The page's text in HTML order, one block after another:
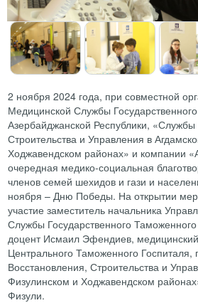
2 ноября 2024 года, при совместной
Медицинской Службы
Азербайджанской Республики, «Службы
Строительства и Управления в
Ходжавендском районах» и компании
очередная медико-социальная
членов семей шехидов и гази и
ноября – Дню Победы. На открытии
участие заместитель начальника
Службы Государственного
доцент Исмаил Эфендиев,
Центрального Таможенного
Восстановления, Строительства и
Физулинском и Ходжавендском
Физули.